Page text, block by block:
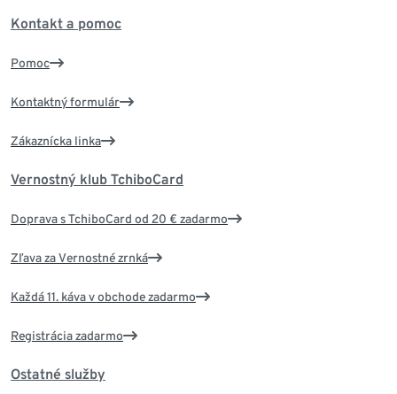
Kontakt a pomoc
Pomoc
Kontaktný formulár
Zákaznícka linka
Vernostný klub TchiboCard
Doprava s TchiboCard od 20 € zadarmo
Zľava za Vernostné zrnká
Každá 11. káva v obchode zadarmo
Registrácia zadarmo
Ostatné služby